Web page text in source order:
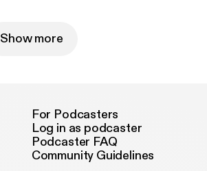
Show more
For Podcasters
Log in as podcaster
Podcaster FAQ
Community Guidelines